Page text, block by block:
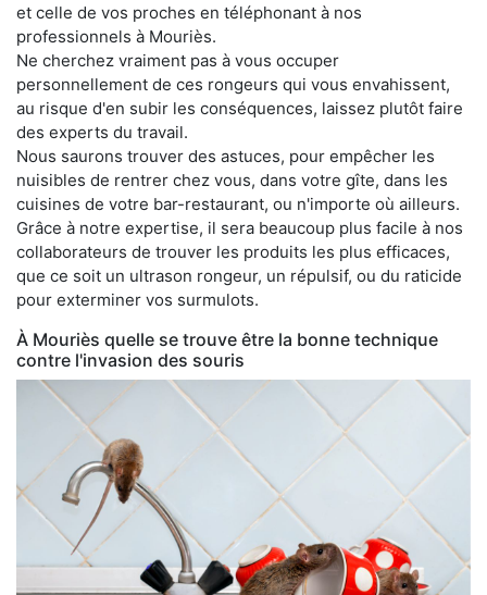
et celle de vos proches en téléphonant à nos
professionnels à Mouriès.
Ne cherchez vraiment pas à vous occuper
personnellement de ces rongeurs qui vous envahissent,
au risque d'en subir les conséquences, laissez plutôt faire
des experts du travail.
Nous saurons trouver des astuces, pour empêcher les
nuisibles de rentrer chez vous, dans votre gîte, dans les
cuisines de votre bar-restaurant, ou n'importe où ailleurs.
Grâce à notre expertise, il sera beaucoup plus facile à nos
collaborateurs de trouver les produits les plus efficaces,
que ce soit un ultrason rongeur, un répulsif, ou du raticide
pour exterminer vos surmulots.
À Mouriès quelle se trouve être la bonne technique
contre l'invasion des souris